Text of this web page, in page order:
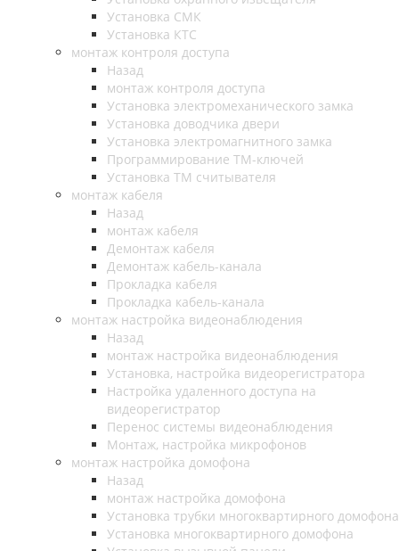
Установка СМК
Установка КТС
монтаж контроля доступа
Назад
монтаж контроля доступа
Установка электромеханического замка
Установка доводчика двери
Установка электромагнитного замка
Программирование ТМ-ключей
Установка ТМ считывателя
монтаж кабеля
Назад
монтаж кабеля
Демонтаж кабеля
Демонтаж кабель-канала
Прокладка кабеля
Прокладка кабель-канала
монтаж настройка видеонаблюдения
Назад
монтаж настройка видеонаблюдения
Установка, настройка видеорегистратора
Настройка удаленного доступа на
видеорегистратор
Перенос системы видеонаблюдения
Монтаж, настройка микрофонов
монтаж настройка домофона
Назад
монтаж настройка домофона
Установка трубки многоквартирного домофона
Установка многоквартирного домофона